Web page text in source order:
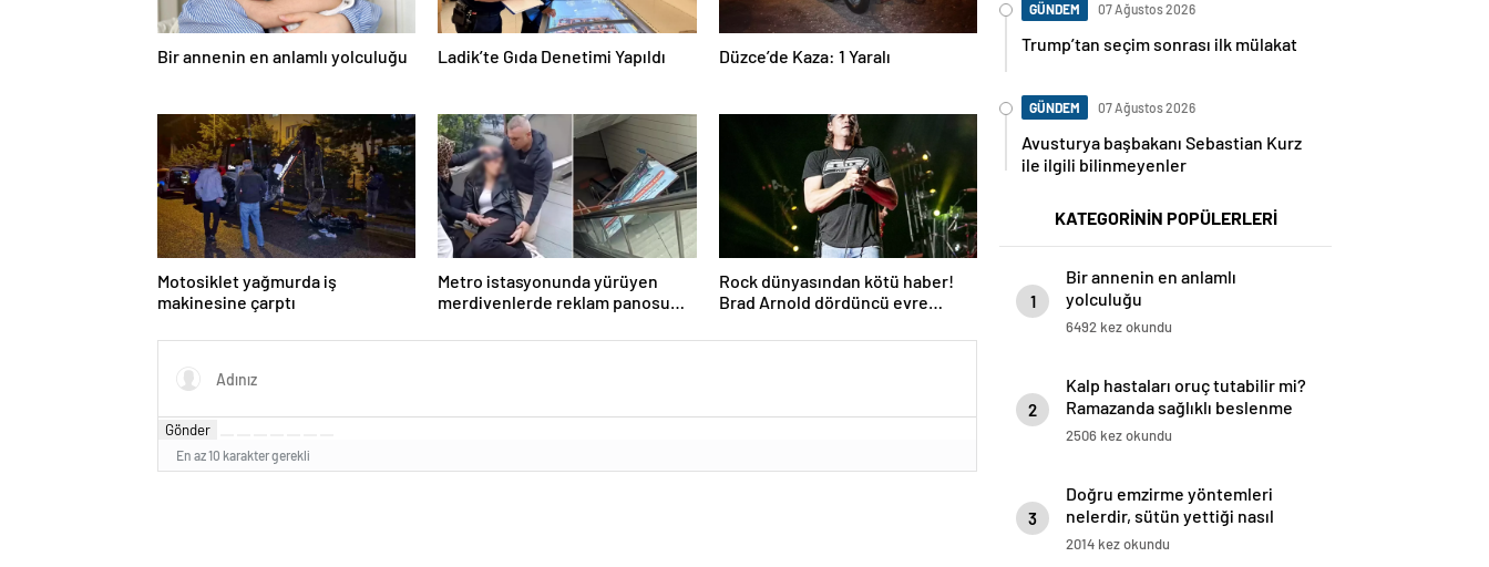
Bir annenin en anlamlı yolculuğu Ladik’te Gıda Denetimi Yapıldı Düzce’de Kaza: 1 Yaralı
Motosiklet yağmurda iş
makinesine çarptı
Metro istasyonunda yürüyen
merdivenlerde reklam panosu
Rock dünyasından kötü haber!
Brad Arnold dördüncü evre
Gönder
En az 10 karakter gerekli
GÜNDEM 07 Ağustos 2026
Trump’tan seçim sonrası ilk mülakat
GÜNDEM 07 Ağustos 2026
Avusturya başbakanı Sebastian Kurz
ile ilgili bilinmeyenler
KATEGORİNİN POPÜLERLERİ
1
Bir annenin en anlamlı
yolculuğu
6492 kez okundu
2
Kalp hastaları oruç tutabilir mi?
Ramazanda sağlıklı beslenme
reçetesi
2506 kez okundu
3
Doğru emzirme yöntemleri
nelerdir, sütün yettiği nasıl
anlaşılır?
2014 kez okundu